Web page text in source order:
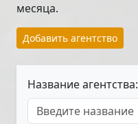
месяца.
Добавить агентство
Название агентства: